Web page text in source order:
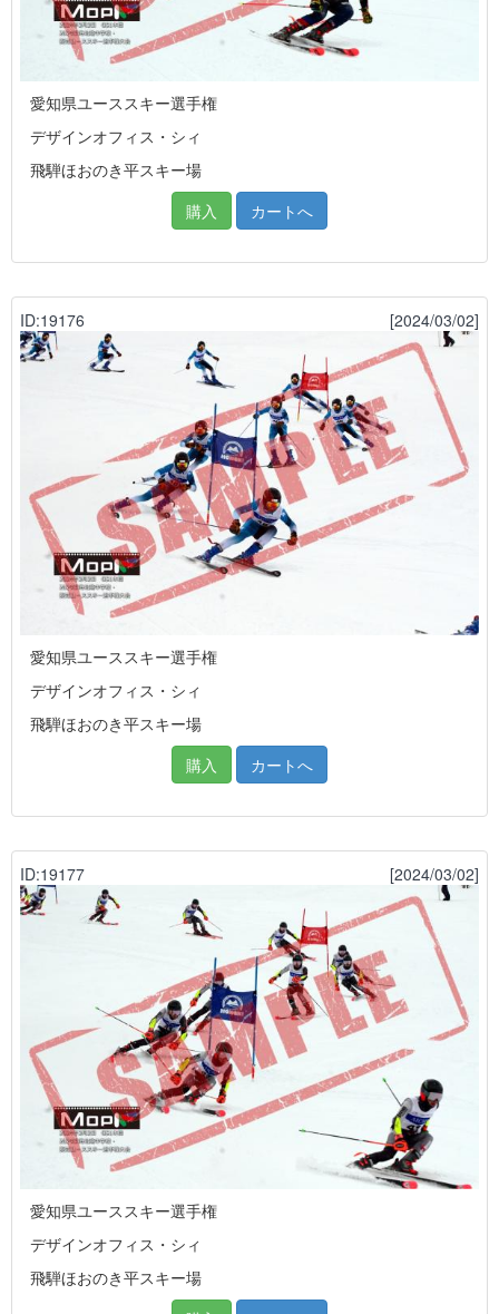
愛知県ユーススキー選手権
デザインオフィス・シィ
飛騨ほおのき平スキー場
購入
カートへ
ID:19176 [2024/03/02]
愛知県ユーススキー選手権
デザインオフィス・シィ
飛騨ほおのき平スキー場
購入
カートへ
ID:19177 [2024/03/02]
愛知県ユーススキー選手権
デザインオフィス・シィ
飛騨ほおのき平スキー場